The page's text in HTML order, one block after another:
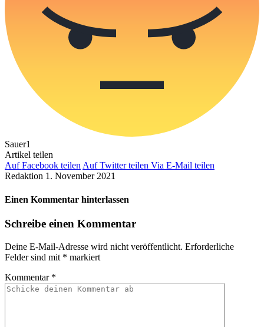
Sauer1
Artikel teilen
Auf Facebook teilenAuf Twitter teilen Via E-Mail teilen
Redaktion 1. November 2021
Einen Kommentar hinterlassen
Schreibe einen Kommentar
Deine E-Mail-Adresse wird nicht veröffentlicht. Erforderliche
Felder sind mit * markiert
Kommentar *